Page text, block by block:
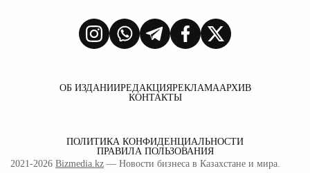
ОБ ИЗДАНИИРЕДАКЦИЯРЕКЛАМААРХИВ
КОНТАКТЫ
ПОЛИТИКА КОНФИДЕНЦИАЛЬНОСТИ
ПРАВИЛА ПОЛЬЗОВАНИЯ
2021-2026 Bizmedia.kz — Новости бизнеса в Казахстане и мира.